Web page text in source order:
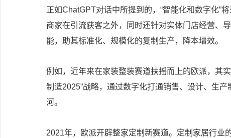
正如ChatGPT对话中所提到的，“智能化和数字化”
商家在引流获客之外，同时还针对实体门店经营、
能，助其标准化、规模化的复制生产，降本增效。
例如，近年来在家装整装赛道扶摇而上的欧派，其
制造2025”战略，通过数字化打通销售、设计、生
河。
2021年，欧派开辟整家定制新赛道。定制家居行业